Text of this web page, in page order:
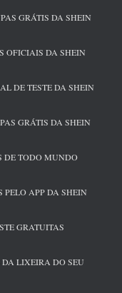
GRÁTIS DA SHEIN
OFICIAIS DA SHEIN
DE TESTE DA SHEIN
GRÁTIS DA SHEIN
DE TODO MUNDO
PELO APP DA SHEIN
GRATUITAS
DA LIXEIRA DO SEU